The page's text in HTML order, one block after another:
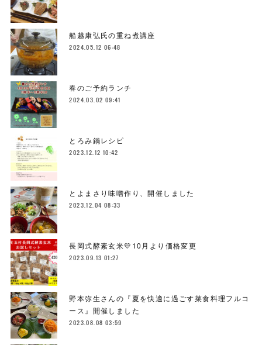
船越康弘氏の重ね煮講座
2024.05.12 06:48
春のご予約ランチ
2024.03.02 09:41
とろみ鍋レシピ
2023.12.12 10:42
とよまさり味噌作り、開催しました
2023.12.04 08:33
長岡式酵素玄米💛10月より価格変更
2023.09.13 01:27
野本弥生さんの『夏を快適に過ごす菜食料理フルコ
ース』開催しました
2023.08.08 03:59